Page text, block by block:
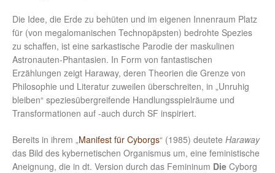
Die Idee, die Erde zu behüten und im eigenen Innenraum Platz
für (von megalomanischen Technopäpsten) bedrohte Spezies
zu schaffen, ist eine sarkastische Parodie der maskulinen
Astronauten-Phantasien. In Form von fantastischen
Erzählungen zeigt Haraway, deren Theorien die Grenze von
Philosophie und Literatur zuweilen überschreiten, in „Unruhig
bleiben“ speziesübergreifende Handlungsspielräume und
Transformationen auf -auch durch SF inspiriert.
Bereits in ihrem „Manifest für Cyborgs“ (1985) deutete Haraway
das Bild des kybernetischen Organismus um, eine feministische
Aneignung, die in dt. Version durch das Femininum Die Cyborg